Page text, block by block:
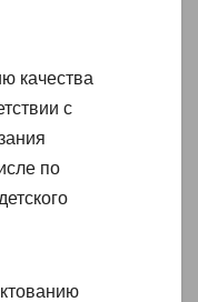
качества
с
по